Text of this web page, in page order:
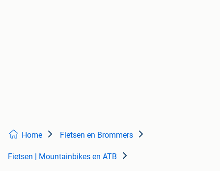
Home Fietsen en Brommers
Fietsen | Mountainbikes en ATB